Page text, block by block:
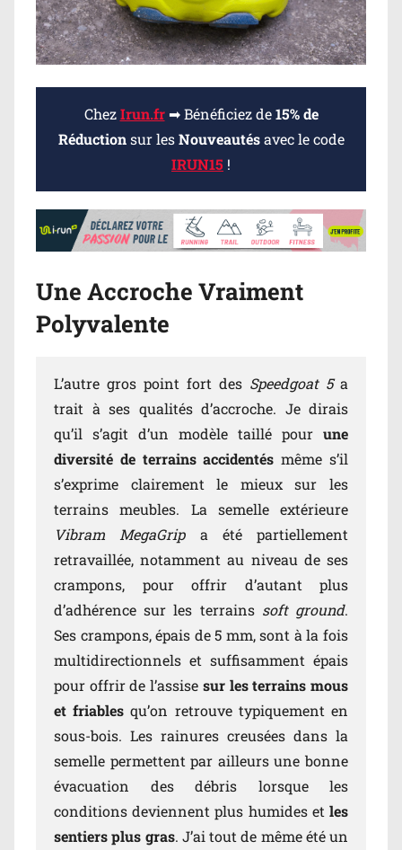
Chez Irun.fr ➡ Bénéficiez de15% de
Réductionsur lesNouveautésavec le code
IRUN15 !
Une Accroche Vraiment
Polyvalente
L’autre gros point fort des Speedgoat 5 a
trait à ses qualités d’accroche. Je dirais
qu’il s’agit d’un modèle taillé pour une
diversité de terrains accidentés même s’il
s’exprime clairement le mieux sur les
terrains meubles. La semelle extérieure
Vibram MegaGripa été partiellement
retravaillée, notamment au niveau de ses
crampons, pour offrir d’autant plus
d’adhérence sur les terrains soft ground.
Ses crampons, épais de 5 mm, sont à la fois
multidirectionnels et suffisamment épais
pour offrir de l’assise sur les terrains mous
et friablesqu’on retrouve typiquement en
sous-bois. Les rainures creusées dans la
semelle permettent par ailleurs une bonne
évacuation des débris lorsque les
conditions deviennent plus humides et les
sentiers plus gras. J’ai tout de même été un